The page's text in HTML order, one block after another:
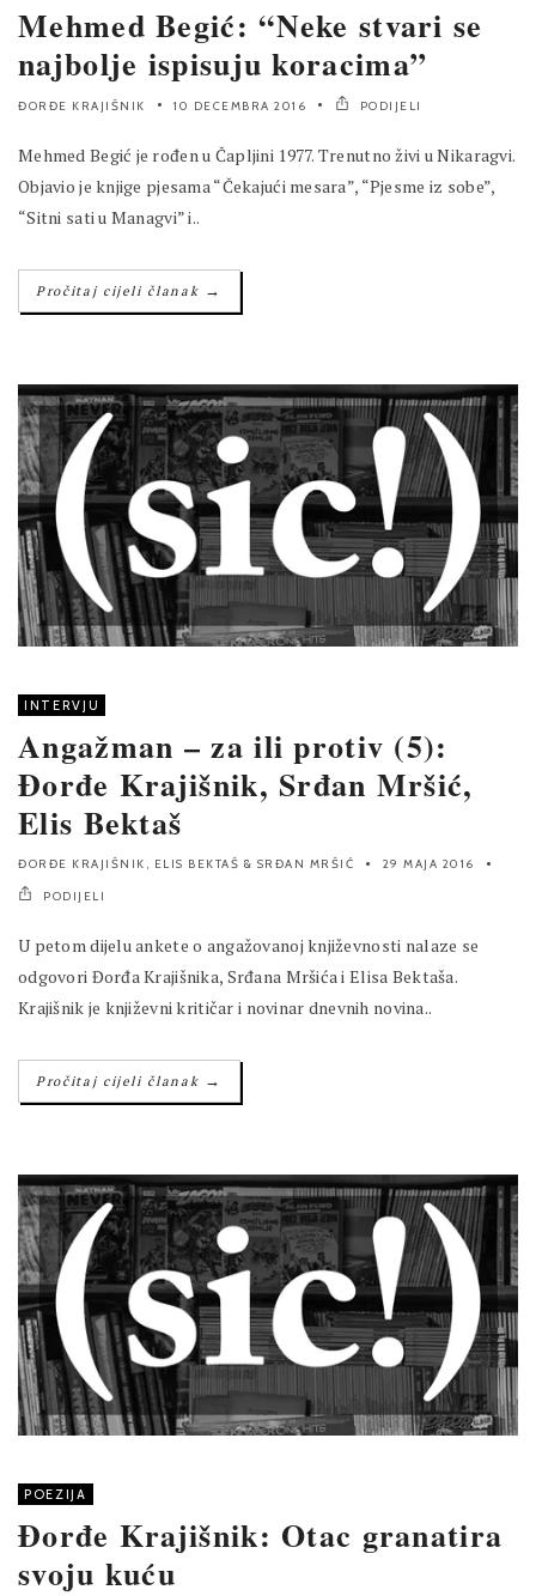
Mehmed Begić: “Neke stvari se
najbolje ispisuju koracima”
ĐORĐE KRAJIŠNIK 10 DECEMBRA 2016 PODIJELI
Mehmed Begić je rođen u Čapljini 1977. Trenutno živi u Nikaragvi.
Objavio je knjige pjesama “Čekajući mesara”, “Pjesme iz sobe”,
“Sitni sati u Managvi” i..
Pročitaj cijeli članak →
INTERVJU
Angažman – za ili protiv (5):
Đorđe Krajišnik, Srđan Mršić,
Elis Bektaš
ĐORĐE KRAJIŠNIK , ELIS BEKTAŠ & SRĐAN MRŠIĆ 29 MAJA 2016
PODIJELI
U petom dijelu ankete o angažovanoj književnosti nalaze se
odgovori Đorđa Krajišnika, Srđana Mršića i Elisa Bektaša.
Krajišnik je književni kritičar i novinar dnevnih novina..
Pročitaj cijeli članak →
POEZIJA
Đorđe Krajišnik: Otac granatira
svoju kuću